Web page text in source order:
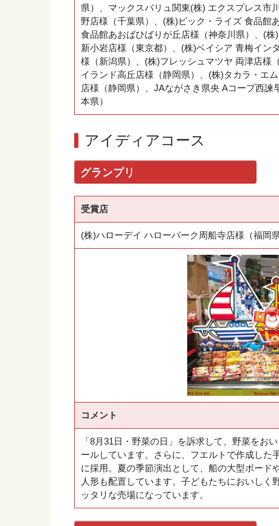
県）、マックスバリュ関東(株) エクスプレス市
野店様（千葉県）、(株)ビック・ライズ 食品館
食品館あおばひばりが丘店様（神奈川県）、(
新小岩店様（東京都）、(株)ベイシア 青梅イン
様（新潟県）、(株)フレッシュマツヤ 両津店様
イランド高丘店様（静岡県）、(株)タカラ・エ
店様（静岡県）、JAながさき県央 Aコープ西
本県）
アイディアコース
グランプリ
受賞店
(株)ハローデイ ハローパーク周船寺店様（福岡県
コメント
「8月31日・野菜の日」を訴求して、野菜をお
ールしています。さらに、フエルトで作成した
に採用。夏の季節演出として、船の大型ボード
人形も配置しています。子どもたちにおいし
ッタリな売場になっています。